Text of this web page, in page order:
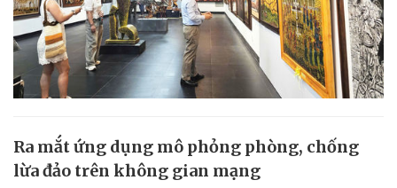
Ra mắt ứng dụng mô phỏng phòng, chống
lừa đảo trên không gian mạng